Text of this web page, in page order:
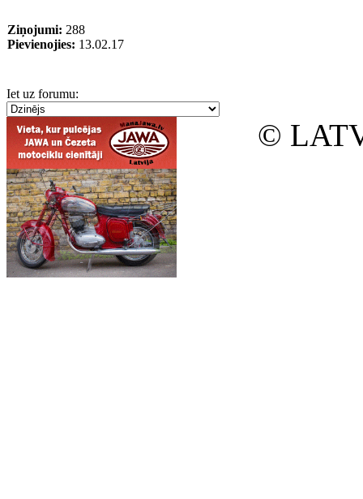
Ziņojumi: 288
Pievienojies: 13.02.17
Iet uz forumu:
©